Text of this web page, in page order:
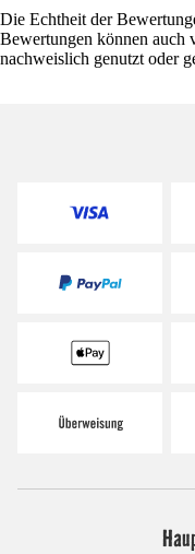
Die Echtheit der
Bewertungen können auch
nachweislich genutzt oder